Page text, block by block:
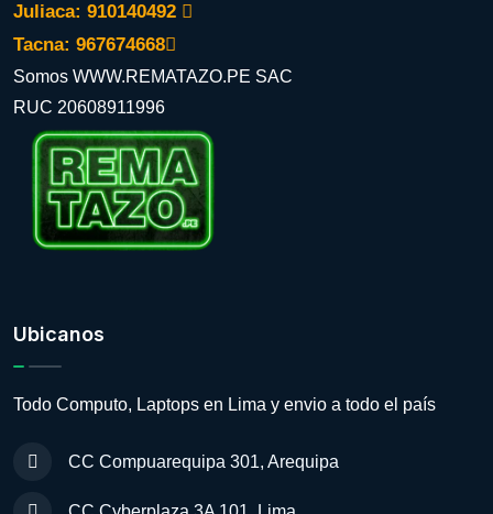
Juliaca: 910140492
Tacna: 967674668
Somos WWW.REMATAZO.PE SAC
RUC 20608911996
Ubicanos
Todo Computo, Laptops en Lima y envio a todo el país
CC Compuarequipa 301, Arequipa